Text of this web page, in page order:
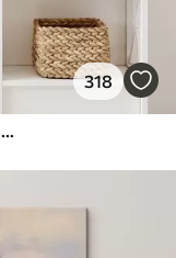
318
Absztrakció a vitorlásokkal a tengeren, akril stílusban, naplemente